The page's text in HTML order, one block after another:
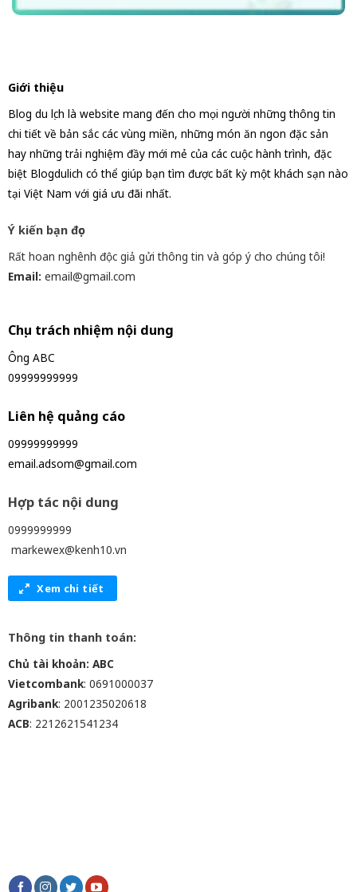
Giới thiệu
Blog du lịch là website mang đến cho mọi người những thông tin
chi tiết về bản sắc các vùng miền, những món ăn ngon đặc sản
hay những trải nghiệm đầy mới mẻ của các cuộc hành trình, đặc
biệt Blogdulich có thể giúp bạn tìm được bất kỳ một khách sạn nào
tại Việt Nam với giá ưu đãi nhất.
Ý kiến bạn đọc
Rất hoan nghênh độc giả gửi thông tin và góp ý cho chúng tôi!
Email: email@gmail.com
Chịu trách nhiệm nội dung
Ông ABC
09999999999
Liên hệ quảng cáo
09999999999
email.adsom@gmail.com
Hợp tác nội dung
0999999999
markewex@kenh10.vn
Xem chi tiết
Thông tin thanh toán:
Chủ tài khoản: ABC
Vietcombank: 0691000037
Agribank: 2001235020618
ACB: 2212621541234